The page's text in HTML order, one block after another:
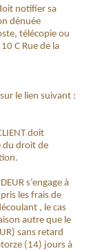
notifier sa
dénuée
télécopie ou
C Rue de la
le lien suivant :
doit
du droit de
s’engage à
les frais de
, le cas
autre que le
sans retard
(14) jours à